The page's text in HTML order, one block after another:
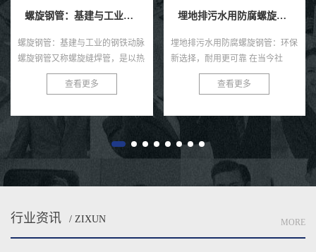
埋地排污水用防腐螺旋钢管
埋地排污水用防腐螺旋钢管：环保
新选择，耐用更可靠 在当今社
会，环保与可持续发展已成为全球
共识。在污水处理与排放领域，选
查看更多
埋地给水用防腐螺旋钢管
埋地给水用防腐螺旋钢管，作为一
种高效且耐用的管道材料，近年来
在各类给水工程中得到了广泛的应
用。这种钢管以其独特的螺旋结
性...
查看更多
行业资讯 / ZIXUN MORE